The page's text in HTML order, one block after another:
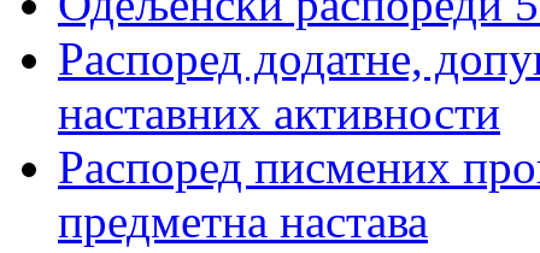
Распоред додатне,
наставних активности
Распоред писмених
предметна настава